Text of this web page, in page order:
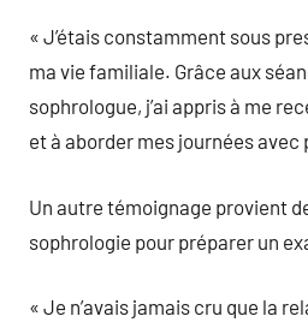
« J’étais constamment sous
ma vie familiale. Grâce aux
sophrologue, j’ai appris à me
et à aborder mes journées avec
Un autre témoignage provient
sophrologie pour préparer un
« Je n’avais jamais cru que la